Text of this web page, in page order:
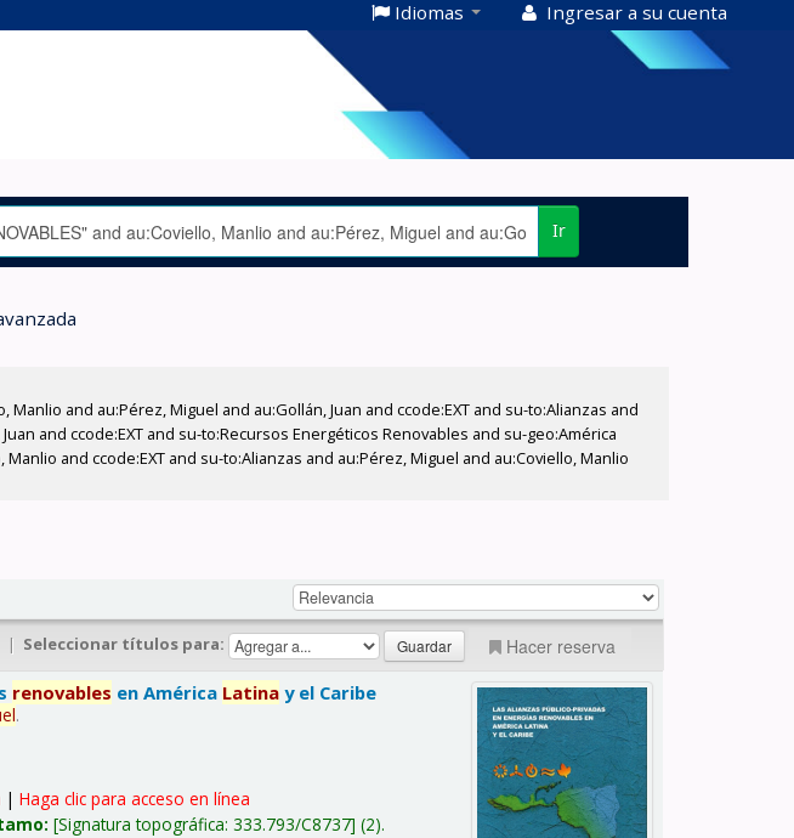
Idiomas Ingresar a su cuenta
Ir
Manlio and au:Pérez, Miguel and au:Gollán, Juan and ccode:EXT and su-to:Alianzas and
and ccode:EXT and su-to:Recursos Energéticos Renovables and su-geo:América
and ccode:EXT and su-to:Alianzas and au:Pérez, Miguel and au:Coviello, Manlio
| Seleccionar títulos para: Hacer reserva
renovables en América Latina y el Caribe
.
|Haga clic para acceso en línea
Signatura topográfica:333.793/C8737 (2).